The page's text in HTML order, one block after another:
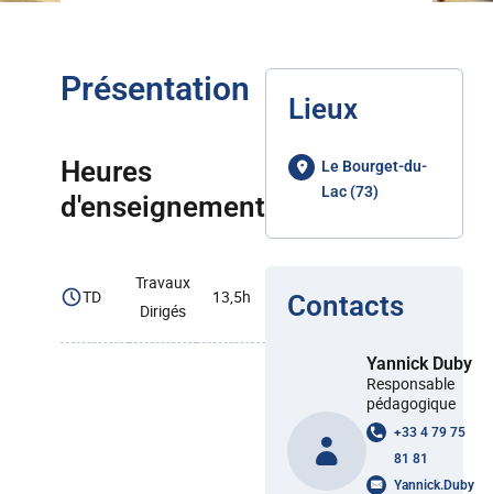
Présentation
Heures
d'enseignement
TD
Travaux
Dirigés
13,5h
Lieux
Le Bourget-du-
Lac (73)
Contacts
Yannick Duby
Responsable
pédagogique
+33 4 79 75
81 81
Yannick.Duby